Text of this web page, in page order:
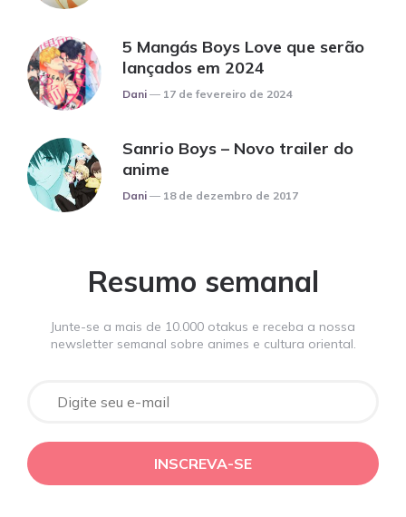
5 Mangás Boys Love que serão
lançados em 2024
Posted
Dani 17 de fevereiro de 2024
Sanrio Boys – Novo trailer do
anime
Posted
Dani 18 de dezembro de 2017
Resumo semanal
Junte-se a mais de 10.000 otakus e receba a nossa
newsletter semanal sobre animes e cultura oriental.